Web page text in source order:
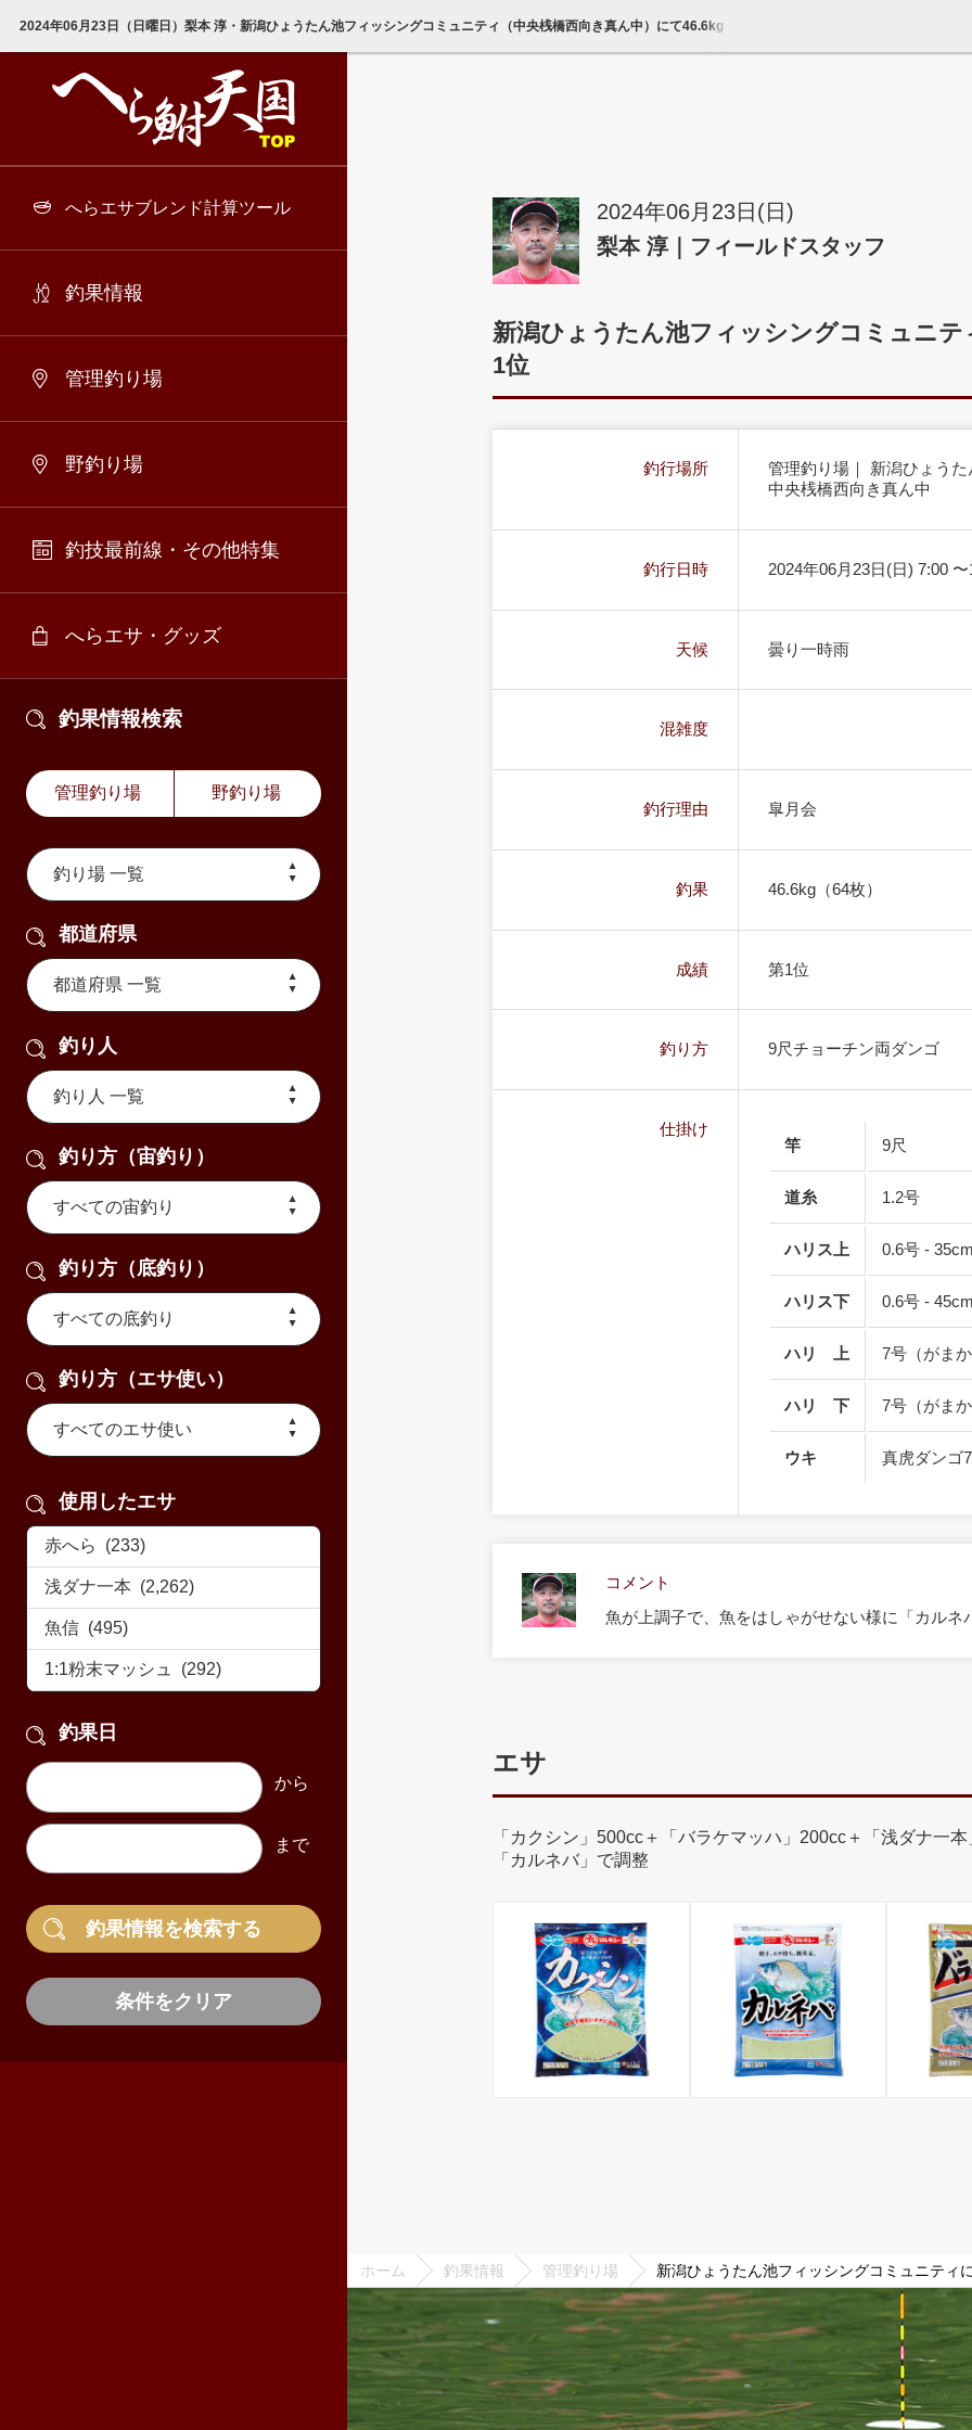
2024年06月23日（日曜日）梨本 淳・新潟ひょうたん池フィッシングコミュニティ（中央桟橋西向き真ん中）にて46.6kg（64枚）皐月会第1位｜へら鮒天国
へらエサブレンド計算ツール
釣果情報
管理釣り場
野釣り場
釣技最前線・その他特集
へらエサ・グッズ
釣果情報検索
管理釣り場 野釣り場
都道府県
釣り人
釣り方（宙釣り）
釣り方（底釣り）
釣り方（エサ使い）
使用したエサ
釣果日
条件をクリア
2024年06月23日(日)
梨本 淳｜フィールドスタッフ
新潟ひょうたん池フィッシングコミュニテ
1位
釣行場所
管理釣り場｜ 新潟ひょう
中央桟橋西向き真ん中
釣行日時 2024年06月23日(日) 7:00 〜
天候 曇り一時雨
混雑度
釣行理由 皐月会
釣果 46.6kg（64枚）
成績 第1位
釣り方 9尺チョーチン両ダンゴ
仕掛け
竿
9尺
道糸 1.2号
ハリス上 0.6号 -
ハリス下 0.6号 -
ハリ 上 7号（がま
ハリ 下 7号（がま
ウキ 真虎ダンゴ
コメント
魚が上調子で、魚をはしゃがせない様に「カルネ
エサ
「カクシン」500cc＋「バラケマッハ」200cc＋「浅ダナ一
「カルネバ」で調整
ホーム 釣果情報 管理釣り場 新潟ひょうたん池フィッシングコミュニティ